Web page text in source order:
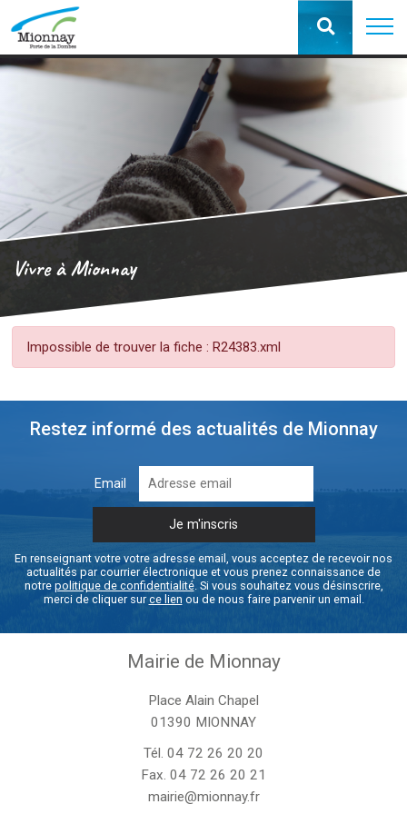
Vivre à Mionnay
Impossible de trouver la fiche : R24383.xml
Restez informé des actualités de Mionnay
Email
En renseignant votre votre adresse email, vous acceptez de recevoir nos
actualités par courrier électronique et vous prenez connaissance de
notre politique de confidentialité. Si vous souhaitez vous désinscrire,
merci de cliquer surce lien ou de nous faire parvenir un email.
Mairie de Mionnay
Place Alain Chapel
01390 MIONNAY
Tél. 04 72 26 20 20
Fax. 04 72 26 20 21
mairie@mionnay.fr